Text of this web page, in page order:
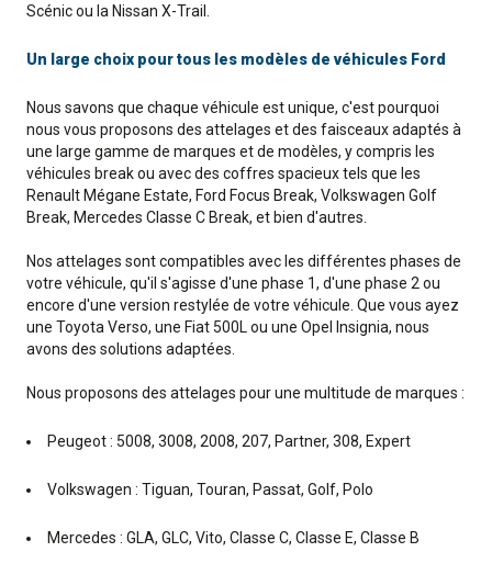
Scénic ou la Nissan X-Trail.
Un large choix pour tous les modèles de véhicules Ford
Nous savons que chaque véhicule est unique, c'est pourquoi
nous vous proposons des attelages et des faisceaux adaptés à
une large gamme de marques et de modèles, y compris les
véhicules break ou avec des coffres spacieux tels que les
Renault Mégane Estate, Ford Focus Break, Volkswagen Golf
Break, Mercedes Classe C Break, et bien d'autres.
Nos attelages sont compatibles avec les différentes phases de
votre véhicule, qu'il s'agisse d'une phase 1, d'une phase 2 ou
encore d'une version restylée de votre véhicule. Que vous ayez
une Toyota Verso, une Fiat 500L ou une Opel Insignia, nous
avons des solutions adaptées.
Nous proposons des attelages pour une multitude de marques :
Peugeot : 5008, 3008, 2008, 207, Partner, 308, Expert
Volkswagen : Tiguan, Touran, Passat, Golf, Polo
Mercedes : GLA, GLC, Vito, Classe C, Classe E, Classe B